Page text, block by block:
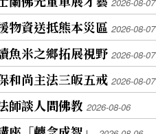
資送抵熊本災區 2026-08-07
米之鄉拓展視野 2026-08-07
尚主法三皈五戒 2026-08-07
師談人間佛教 2026-08-06